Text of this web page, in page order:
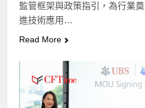
監管框架與政策指引，為行業
進技術應用…
Read More